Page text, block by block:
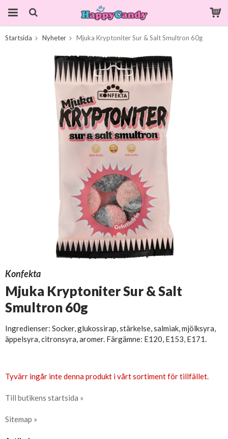
Startsida Nyheter Mjuka Kryptoniter Sur & Salt Smultron 60g
Konfekta
Mjuka Kryptoniter Sur & Salt
Smultron 60g
Ingredienser: Socker, glukossirap, stärkelse, salmiak, mjölksyra,
äppelsyra, citronsyra, aromer. Färgämne: E120, E153, E171.
Tyvärr ingår inte denna produkt i vårt sortiment för tillfället.
Till butikens startsida »
Sitemap »